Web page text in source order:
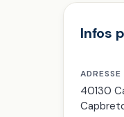
Infos
ADRESSE
40130